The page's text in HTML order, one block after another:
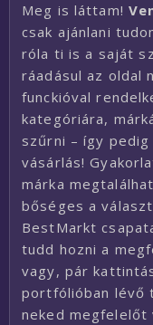
Meg is láttam!
csak ajánlani
róla ti is a saját
ráadásul az oldal
funckióval
kategóriára,
szűrni – így
vásárlás!
márka
bőséges a
BestMarkt
tudd hozni a
vagy, pár
portfólióban lévő
neked megfelelőt